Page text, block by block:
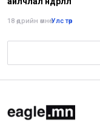
18 өдрийн өмнө•Улс төр